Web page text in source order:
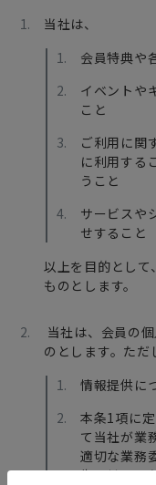
当社は、
会員特典や
イベントや
こと
ご利用に関
に利用する
うこと
サービスや
せすること
以上を目的として
ものとします。
当社は、会員の
のとします。ただ
情報提供に
本条1項に
て当社が業
適切な業務
先に対して